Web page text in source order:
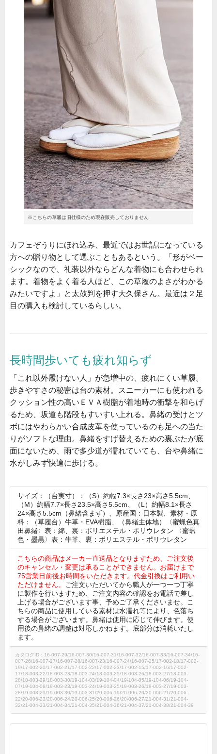
※こちらの草履は旧仕様のため現在販売しておりません
カフェぞうりにほれ込み、最近ではお世話になっている
方への贈り物として選ぶこともあるという。「形がベー
シックなので、礼装以外ならどんな着物にも合わせられ
ます。着物をよく着る人ほど、この草履のよさがわかる
みたいですよ」と太鼓判を押す大久保さん。最近は２足
目の購入も検討しているらしい。
長時間歩いても疲れ知らず
「これ以外履けない人」が急増中の、疲れにくい草履。
歩きやすさの秘密は台の素材。スニーカーにも使われる
クッション性の高いＥＶＡ樹脂が着地時の衝撃を和らげ
るため、坂道も階段もすいすい上れる。鼻緒の受けとツ
ボにはやわらかい合成皮革を使っているのも足への当た
りがソフトな理由。鼻緒をすげ替えるための裏ぶたが底
面にないため、雨で多少道が濡れていても、台や鼻緒に
水がしみず快適に歩ける。
サイズ：（台実寸）：（S）約幅7.3×長さ23×高さ5.5cm、
（M）約幅7.7×長さ23.5×高さ5.5cm、（L）約幅8.1×長さ
24×高さ5.5cm（鼻緒含まず）、原産国：日本製、素材・原
料：（草履台）牛革・EVA樹脂、（鼻緒主体地）〈蜜蝋色真
田鼻緒〉表：綿、裏：ポリエステル・ポリウレタン 〈蜜蝋
色・墨黒〉表：牛革、裏：ポリエステル・ポリウレタン
こちらの商品はメーカー直送品となりますため、ご注文後
のキャンセル・変更は承ることができません。お届けまで
75営業日前後お時間をいただきます。代金引換はご利用い
ただけません。
ご注文いただいてから職人が一つ一つ丁寧
に製作を行いますため、ご注文内容の確認をお電話で差し
上げる場合がございます事、予めご了承くださいませ。こ
ちらの商品に使用している素材は水濡れ等により、色落ち
する場合がございます。鼻緒は使用に応じて伸びます。使
用後の鼻緒の調整は対応しかねます。底部分は消耗いたし
ます。
カタログID：16-007-29/16-007-30/16-007-31/16-007-32/16-007-33/16-007-34/16-
007-26/16-007-27/16-007-28/16-007-23/16-007-24/16-007-25/17-002-18/17-002-
19/17-002-20/17-002-21/17-002-22/17-002-23/17-002-15/17-002-16/17-002-
17/18-003-22/18-003-23/18-003-24/18-003-25/18-003-26/18-003-27/18-003-
28/18-003-29/18-003-30/19-104-03/19-104-04/19-104-05/19-104-06/19-104-
07/19-104-08/19-003-23/19-003-24/19-003-25/19-003-26/19-003-27/19-003-
28/19-003-29/19-003-30/19-003-31/20-006-19/20-006-20/20-006-21/20-006-
22/20-006-23/20-006-24/20-006-25/20-006-26/20-006-27/21-004-31/21-004-
32/21-004-33/21-004-34/21-004-35/21-004-36/21-004-37/21-004-38/21-004-39